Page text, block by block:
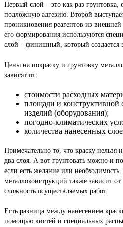
Первый слой – это как раз грунтовка,
подложную адгезию. Второй
проникновения реагентов из
его формирования используются
слой – финишный, который создается
Цены на покраску и грунтовку
зависят от:
стоимости расходных
площади и конструктивной
изделий (оборудования);
погодно-климатических
количества нанесенных
Примечательно то, что краску нельзя
два слоя. А вот грунтовать можно и
если есть желание или
металлоконструкций также зависит от
сложность осуществляемых работ.
Есть разница между нанесением
помощью кистей и специальных